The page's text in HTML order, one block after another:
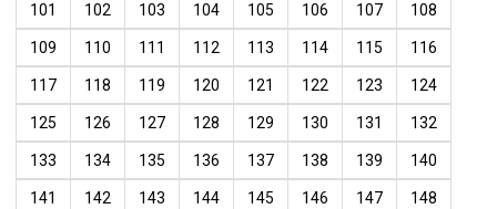
101 102 103 104 105 106 107 108
109 110 111 112 113 114 115 116
117 118 119 120 121 122 123 124
125 126 127 128 129 130 131 132
133 134 135 136 137 138 139 140
141 142 143 144 145 146 147 148